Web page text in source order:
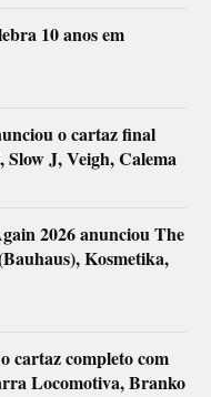
10 anos em
o cartaz final
J, Veigh, Calema
2026 anunciou The
Kosmetika,
cartaz completo com
Locomotiva, Branko